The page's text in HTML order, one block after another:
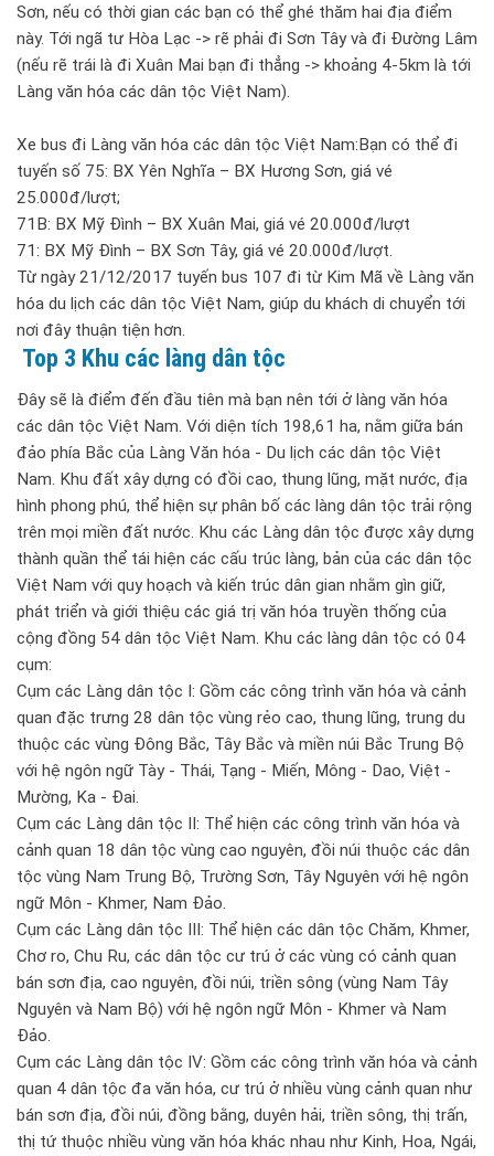
Sơn, nếu có thời gian các bạn có thể ghé thăm hai địa điểm
này. Tới ngã tư Hòa Lạc -> rẽ phải đi Sơn Tây và đi Đường Lâm
(nếu rẽ trái là đi Xuân Mai bạn đi thẳng -> khoảng 4-5km là tới
Làng văn hóa các dân tộc Việt Nam).
Xe bus đi Làng văn hóa các dân tộc Việt Nam:Bạn có thể đi
tuyến số 75: BX Yên Nghĩa – BX Hương Sơn, giá vé
25.000đ/lượt;
71B: BX Mỹ Đình – BX Xuân Mai, giá vé 20.000đ/lượt
71: BX Mỹ Đình – BX Sơn Tây, giá vé 20.000đ/lượt.
Từ ngày 21/12/2017 tuyến bus 107 đi từ Kim Mã về Làng văn
hóa du lịch các dân tộc Việt Nam, giúp du khách di chuyển tới
nơi đây thuận tiện hơn.
Top 3 Khu các làng dân tộc
Đây sẽ là điểm đến đầu tiên mà bạn nên tới ở làng văn hóa
các dân tộc Việt Nam. Với diện tích 198,61 ha, nằm giữa bán
đảo phía Bắc của Làng Văn hóa - Du lịch các dân tộc Việt
Nam. Khu đất xây dựng có đồi cao, thung lũng, mặt nước, địa
hình phong phú, thể hiện sự phân bố các làng dân tộc trải rộng
trên mọi miền đất nước. Khu các Làng dân tộc được xây dựng
thành quần thể tái hiện các cấu trúc làng, bản của các dân tộc
Việt Nam với quy hoạch và kiến trúc dân gian nhằm gìn giữ,
phát triển và giới thiệu các giá trị văn hóa truyền thống của
cộng đồng 54 dân tộc Việt Nam. Khu các làng dân tộc có 04
cụm:
Cụm các Làng dân tộc I: Gồm các công trình văn hóa và cảnh
quan đặc trưng 28 dân tộc vùng rẻo cao, thung lũng, trung du
thuộc các vùng Đông Bắc, Tây Bắc và miền núi Bắc Trung Bộ
với hệ ngôn ngữ Tày - Thái, Tạng - Miến, Mông - Dao, Việt -
Mường, Ka - Đai.
Cụm các Làng dân tộc II: Thể hiện các công trình văn hóa và
cảnh quan 18 dân tộc vùng cao nguyên, đồi núi thuộc các dân
tộc vùng Nam Trung Bộ, Trường Sơn, Tây Nguyên với hệ ngôn
ngữ Môn - Khmer, Nam Đảo.
Cụm các Làng dân tộc III: Thể hiện các dân tộc Chăm, Khmer,
Chơ ro, Chu Ru, các dân tộc cư trú ở các vùng có cảnh quan
bán sơn địa, cao nguyên, đồi núi, triền sông (vùng Nam Tây
Nguyên và Nam Bộ) với hệ ngôn ngữ Môn - Khmer và Nam
Đảo.
Cụm các Làng dân tộc IV: Gồm các công trình văn hóa và cảnh
quan 4 dân tộc đa văn hóa, cư trú ở nhiều vùng cảnh quan như
bán sơn địa, đồi núi, đồng bằng, duyên hải, triền sông, thị trấn,
thị tứ thuộc nhiều vùng văn hóa khác nhau như Kinh, Hoa, Ngái,